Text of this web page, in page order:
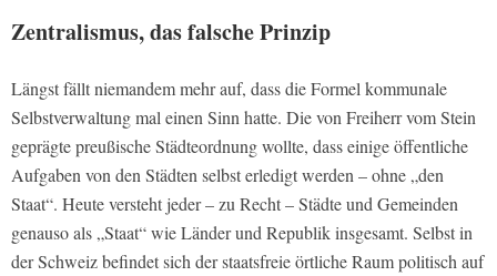
Zentralismus, das falsche Prinzip
Längst fällt niemandem mehr auf, dass die Formel kommunale
Selbstverwaltung mal einen Sinn hatte. Die von Freiherr vom Stein
geprägte preußische Städteordnung wollte, dass einige öffentliche
Aufgaben von den Städten selbst erledigt werden – ohne „den
Staat“. Heute versteht jeder – zu Recht – Städte und Gemeinden
genauso als „Staat“ wie Länder und Republik insgesamt. Selbst in
der Schweiz befindet sich der staatsfreie örtliche Raum politisch auf